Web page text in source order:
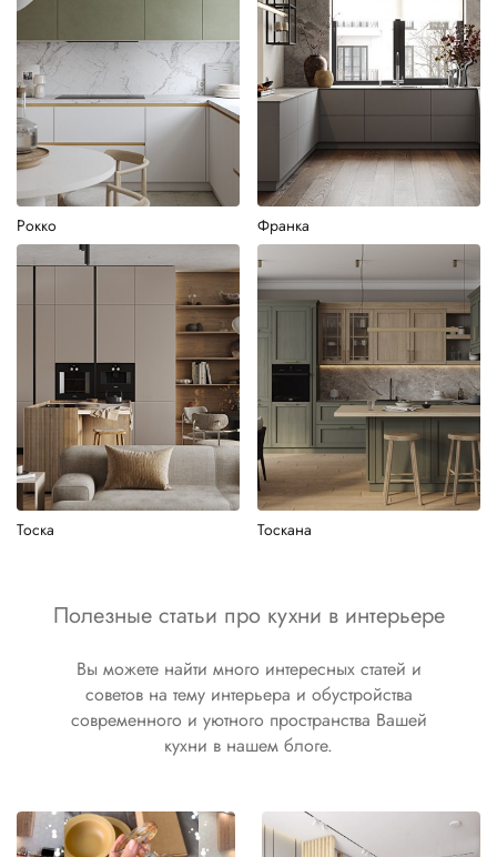
Рокко Франка
Тоска Тоскана
Полезные статьи про кухни в интерьере
Вы можете найти много интересных статей и
советов на тему интерьера и обустройства
современного и уютного пространства Вашей
кухни в нашем блоге.